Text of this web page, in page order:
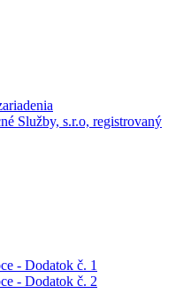
Služby, s.r.o, registrovaný
- Dodatok č. 1
- Dodatok č. 2